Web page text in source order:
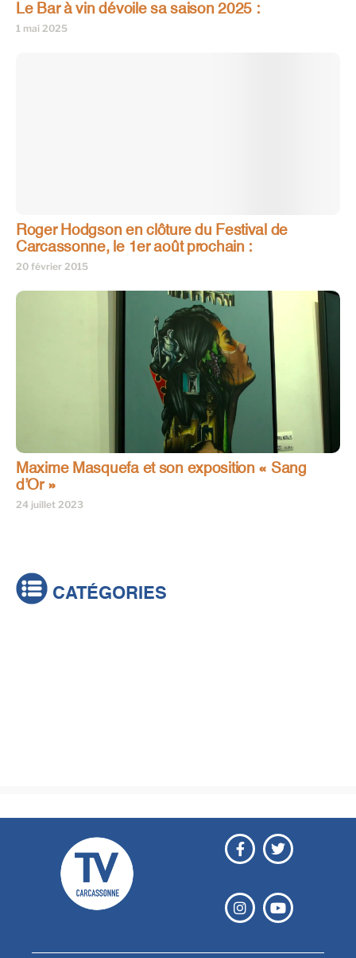
Le Bar à vin dévoile sa saison 2025 :
1 mai 2025
Roger Hodgson en clôture du Festival de
Carcassonne, le 1er août prochain :
20 février 2015
Maxime Masquefa et son exposition « Sang
d’Or »
24 juillet 2023
CATÉGORIES